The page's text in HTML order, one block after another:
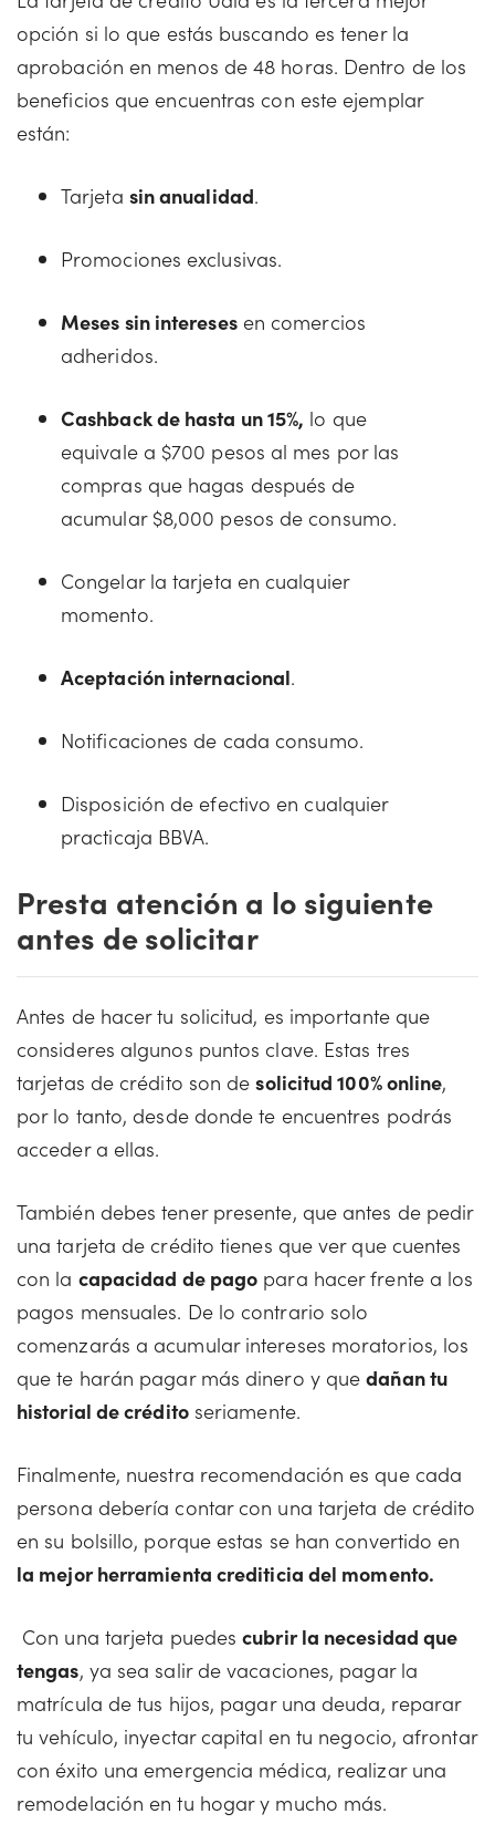
opción si lo que estás buscando es tener la
aprobación en menos de 48 horas. Dentro de los
beneficios que encuentras con este ejemplar
están:
Tarjeta sin anualidad.
Promociones exclusivas.
Meses sin interesesen comercios
adheridos.
Cashback de hasta un 15%, lo que
equivale a $700 pesos al mes por las
compras que hagas después de
acumular $8,000 pesos de consumo.
Congelar la tarjeta en cualquier
momento.
Aceptación internacional.
Notificaciones de cada consumo.
Disposición de efectivo en cualquier
practicaja BBVA.
Presta atención a lo siguiente
antes de solicitar
Antes de hacer tu solicitud, es importante que
consideres algunos puntos clave. Estas tres
tarjetas de crédito son desolicitud 100% online,
por lo tanto, desde donde te encuentres podrás
acceder a ellas.
También debes tener presente, que antes de pedir
una tarjeta de crédito tienes que ver que cuentes
con la capacidad de pago para hacer frente a los
pagos mensuales. De lo contrario solo
comenzarás a acumular intereses moratorios, los
que te harán pagar más dinero y quedañan tu
historial de créditoseriamente.
Finalmente, nuestra recomendación es que cada
persona debería contar con una tarjeta de crédito
en su bolsillo, porque estas se han convertido en
la mejor herramienta crediticia del momento.
Con una tarjeta puedescubrir la necesidad que
tengas, ya sea salir de vacaciones, pagar la
matrícula de tus hijos, pagar una deuda, reparar
tu vehículo, inyectar capital en tu negocio, afrontar
con éxito una emergencia médica, realizar una
remodelación en tu hogar y mucho más.